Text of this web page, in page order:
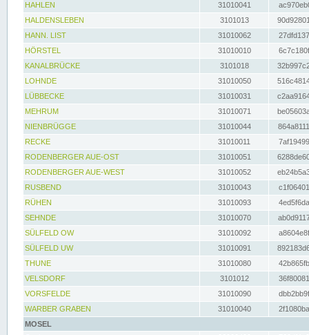
HAHLEN
31010041
HALDENSLEBEN
3101013
HANN. LIST
31010062
HÖRSTEL
31010010
KANALBRÜCKE
3101018
LOHNDE
31010050
LÜBBECKE
31010031
MEHRUM
31010071
NIENBRÜGGE
31010044
RECKE
31010011
RODENBERGER AUE-OST
31010051
RODENBERGER AUE-WEST
31010052
RUSBEND
31010043
RÜHEN
31010093
SEHNDE
31010070
SÜLFELD OW
31010092
SÜLFELD UW
31010091
THUNE
31010080
VELSDORF
3101012
VORSFELDE
31010090
WARBER GRABEN
31010040
MOSEL